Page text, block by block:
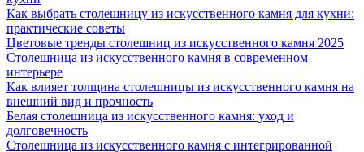
Как выбрать столешницу из искусственного камня для кухни:
практические советы
Цветовые тренды столешниц из искусственного камня 2025
Столешница из искусственного камня в современном
интерьере
Как влияет толщина столешницы из искусственного камня на
внешний вид и прочность
Белая столешница из искусственного камня: уход и
долговечность
Столешница из искусственного камня с интегрированной